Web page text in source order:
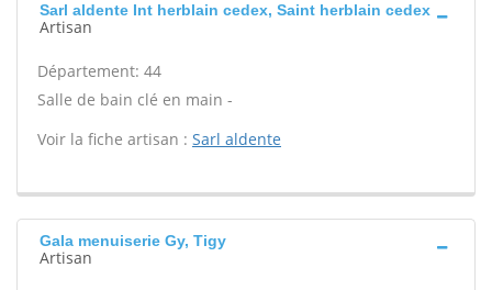
Sarl aldente Int herblain cedex, Saint herblain cedex
Artisan
Département: 44
Salle de bain clé en main -
Voir la fiche artisan : Sarl aldente
Gala menuiserie Gy, Tigy
Artisan